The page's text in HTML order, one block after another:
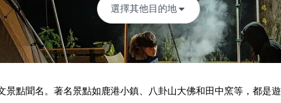
選擇其他目的地
點聞名。著名景點如鹿港小鎮、八卦山大佛和田中窯等，都是